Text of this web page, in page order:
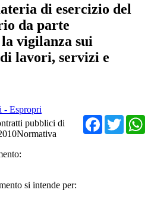
di esercizio del
da parte
vigilanza sui
lavori, servizi e
- Espropri
pubblici di
si intende per: